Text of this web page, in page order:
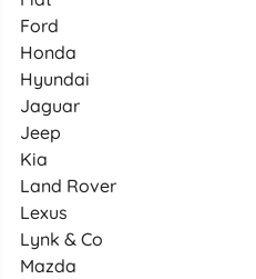
Ford
Honda
Hyundai
Jaguar
Jeep
Kia
Land Rover
Lexus
Lynk & Co
Mazda